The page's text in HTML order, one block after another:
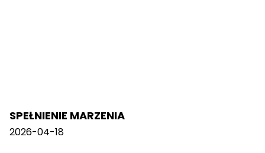
SPEŁNIENIE MARZENIA
2026-04-18